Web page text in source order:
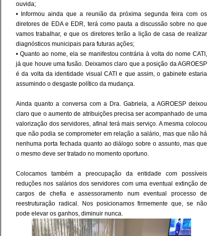
ouvida;
• Informou ainda que a reunião da próxima segunda feira com os
diretores de EDA e EDR, terá como pauta a discussão sobre no que
vamos trabalhar, e que os diretores terão a lição de casa de realizar
diagnósticos municipais para futuras ações;
• Quanto ao nome, ela se manifestou contrária à volta do nome CATI,
já que houve uma fusão. Deixamos claro que a posição da AGROESP
é da volta da identidade visual CATI e que assim, o gabinete estaria
assumindo o desgaste político da mudança.
Ainda quanto a conversa com a Dra. Gabriela, a AGROESP deixou
claro que o aumento de atribuições precisa ser acompanhado de uma
valorização dos servidores, afinal terá mais serviço. A mesma colocou
que não podia se comprometer em relação a salário, mas que não há
nenhuma porta fechada quanto ao diálogo sobre o assunto, mas que
o mesmo deve ser tratado no momento oportuno.
Colocamos também a preocupação da entidade com possíveis
reduções nos salários dos servidores com uma eventual extinção de
cargos de chefia e assessoramento num eventual processo de
reestruturação radical. Nos posicionamos firmemente que, se não
pode elevar os ganhos, diminuir nunca.